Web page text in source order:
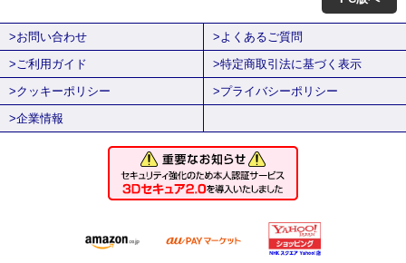
>お問い合わせ
>よくあるご質問
>ご利用ガイド
>特定商取引法に基づく表示
>クッキーポリシー
>プライバシーポリシー
>企業情報